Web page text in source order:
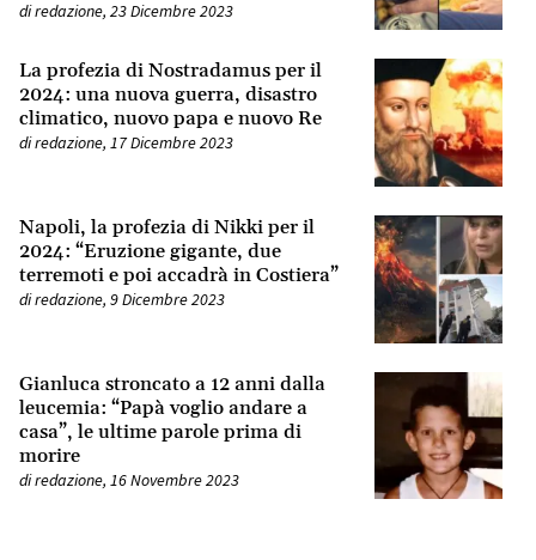
diredazione, 23 Dicembre 2023
La profezia di Nostradamus per il
2024: una nuova guerra, disastro
climatico, nuovo papa e nuovo Re
diredazione, 17 Dicembre 2023
Napoli, la profezia di Nikki per il
2024: “Eruzione gigante, due
terremoti e poi accadrà in Costiera”
diredazione, 9 Dicembre 2023
Gianluca stroncato a 12 anni dalla
leucemia: “Papà voglio andare a
casa”, le ultime parole prima di
morire
diredazione, 16 Novembre 2023